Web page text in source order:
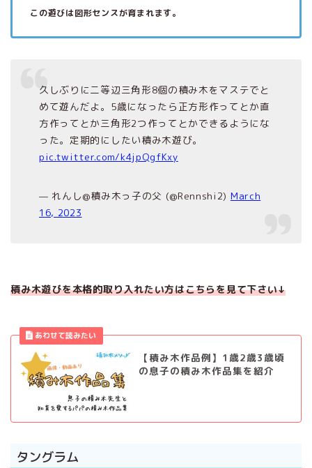
この遊びは図形センスが育まれます。
久しぶりに二等辺三角形8個の積み木をマステでと
めて遊んだよ。5歳になったら正方形作ってとか直
方作ってとか三角形2つ作ってとかできるようにな
った。定期的にしたい積み木遊び。
pic.twitter.com/k4jpQgfKxy
— れんし@積み木っ子の父 (@Rennshi2) March
16, 2023
積み木遊びを本格的取り入れたい方はこちらを見て下さい↓
【積み木作品例】1歳2歳3歳頃
の息子の積み木作品集を紹介
タングラム